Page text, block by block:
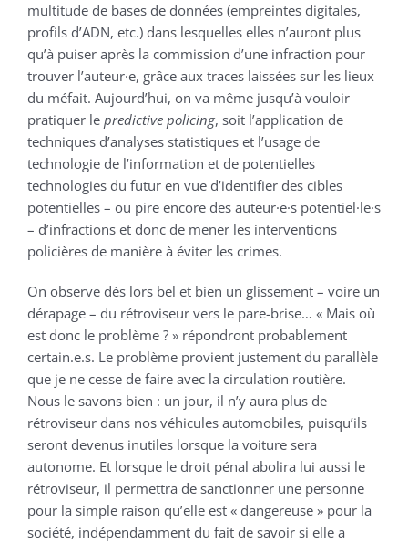
multitude de bases de données (empreintes digitales,
profils d’ADN, etc.) dans lesquelles elles n’auront plus
qu’à puiser après la commission d’une infraction pour
trouver l’auteur·e, grâce aux traces laissées sur les lieux
du méfait. Aujourd’hui, on va même jusqu’à vouloir
pratiquer le predictive policing, soit l’application de
techniques d’analyses statistiques et l’usage de
technologie de l’information et de potentielles
technologies du futur en vue d’identifier des cibles
potentielles – ou pire encore des auteur·e·s potentiel·le·s
– d’infractions et donc de mener les interventions
policières de manière à éviter les crimes.
On observe dès lors bel et bien un glissement – voire un
dérapage – du rétroviseur vers le pare-brise… « Mais où
est donc le problème ? » répondront probablement
certain.e.s. Le problème provient justement du parallèle
que je ne cesse de faire avec la circulation routière.
Nous le savons bien : un jour, il n’y aura plus de
rétroviseur dans nos véhicules automobiles, puisqu’ils
seront devenus inutiles lorsque la voiture sera
autonome. Et lorsque le droit pénal abolira lui aussi le
rétroviseur, il permettra de sanctionner une personne
pour la simple raison qu’elle est « dangereuse » pour la
société, indépendamment du fait de savoir si elle a